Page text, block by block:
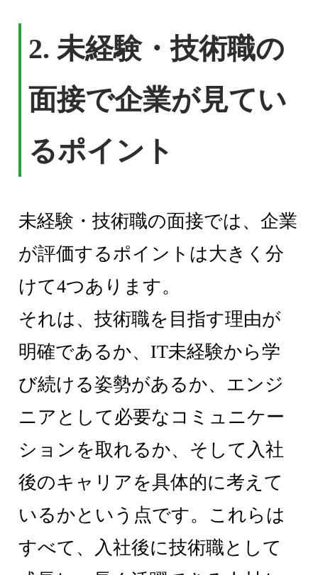
2. 未経験・技術職の
面接で企業が見てい
るポイント
未経験・技術職の面接では、企業
が評価するポイントは大きく分
けて4つあります。
それは、技術職を目指す理由が
明確であるか、IT未経験から学
び続ける姿勢があるか、エンジ
ニアとして必要なコミュニケー
ションを取れるか、そして入社
後のキャリアを具体的に考えて
いるかという点です。これらは
すべて、入社後に技術職として